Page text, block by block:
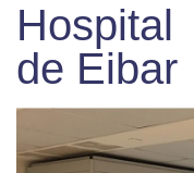
Hospital
de Eibar